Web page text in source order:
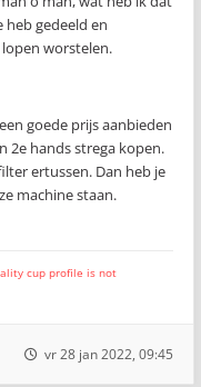
heb gedeeld en
worstelen.
goede prijs aanbieden
2e hands strega kopen.
ertussen. Dan heb je
machine staan.
cup profile is not
vr 28 jan 2022, 09:45